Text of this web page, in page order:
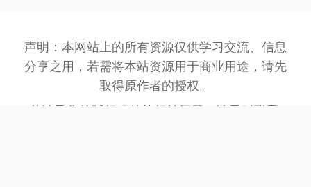
声明：本网站上的所有资源仅供学习交流、信息
分享之用，若需将本站资源用于商业用途，请先
取得原作者的授权。
若涉及您的版权或其他权益问题，请及时联系: